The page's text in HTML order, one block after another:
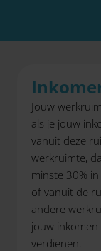
Jouw
als je jouw
vanuit deze
werkruimte,
minste 30%
of vanuit de
andere
jouw
verdienen.